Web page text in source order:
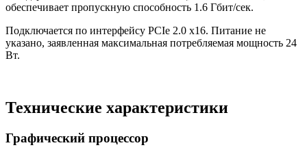
обеспечивает пропускную способность 1.6 Гбит/сек.
Подключается по интерфейсу PCIe 2.0 x16. Питание не
указано, заявленная максимальная потребляемая мощность 24
Вт.
Технические характеристики
Графический процессор